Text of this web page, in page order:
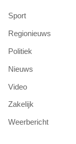
Sport
Regionieuws
Politiek
Nieuws
Video
Zakelijk
Weerbericht